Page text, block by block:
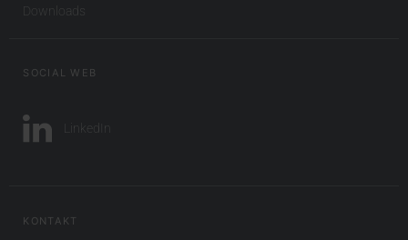
Downloads
SOCIAL WEB
LinkedIn
KONTAKT